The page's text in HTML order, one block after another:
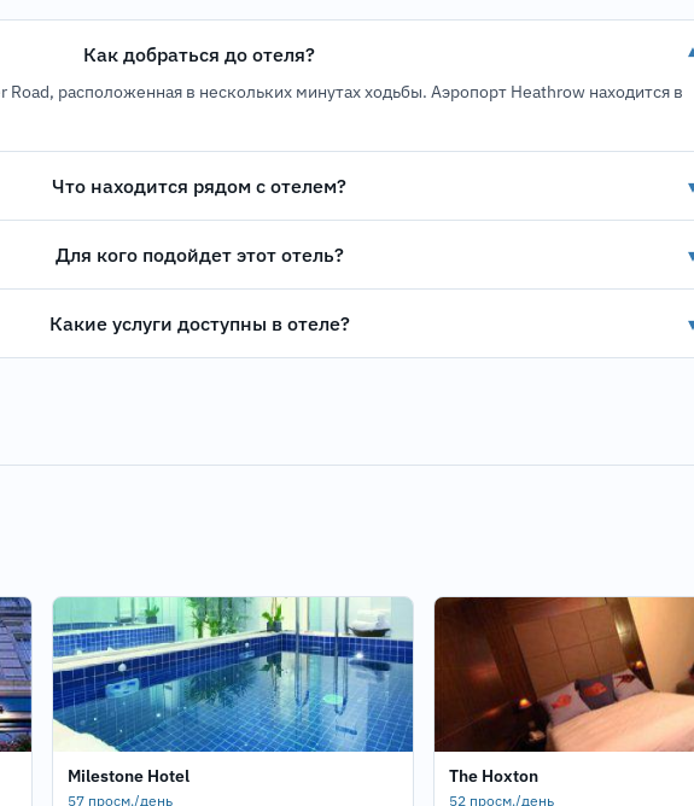
Как добраться до отеля?
расположенная в нескольких минутах ходьбы. Аэропорт Heathrow находится в
Что находится рядом с отелем?
Для кого подойдет этот отель?
Какие услуги доступны в отеле?
Milestone Hotel
57 просм./день
The Hoxton
52 просм./день